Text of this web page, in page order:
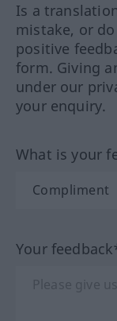
Is a
mistake, or
positive
form. Giving
under our
your enquiry.
What is your
Your